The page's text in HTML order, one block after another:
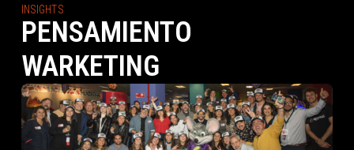
INSIGHTS
PENSAMIENTO
WARKETING